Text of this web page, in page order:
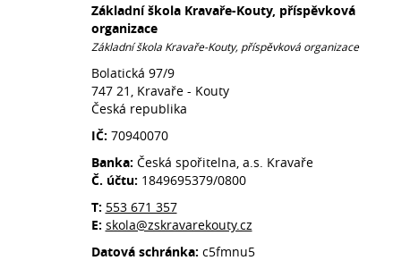
Základní škola Kravaře-Kouty, příspěvková
organizace
Základní škola Kravaře-Kouty, příspěvková organizace
Bolatická 97/9
747 21, Kravaře - Kouty
Česká republika
IČ: 70940070
Banka: Česká spořitelna, a.s. Kravaře
Č. účtu: 1849695379/0800
T: 553 671 357
E: skola@zskravarekouty.cz
Datová schránka: c5fmnu5